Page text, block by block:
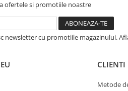
ofertele si promotiile noastre
newsletter cu promotiile magazinului.
CLIENTI
Metode